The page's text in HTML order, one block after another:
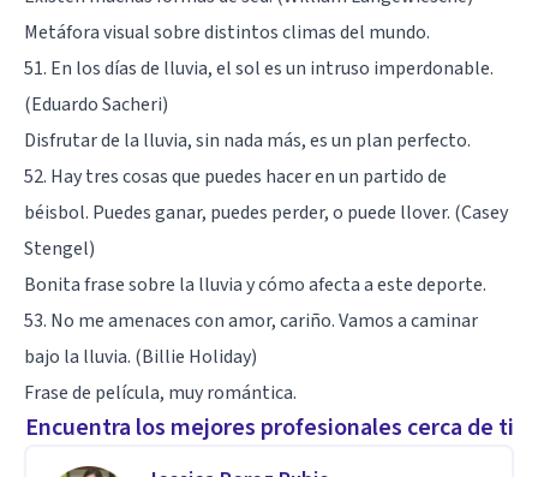
Metáfora visual sobre distintos climas del mundo.
51. En los días de lluvia, el sol es un intruso imperdonable.
(Eduardo Sacheri)
Disfrutar de la lluvia, sin nada más, es un plan perfecto.
52. Hay tres cosas que puedes hacer en un partido de
béisbol. Puedes ganar, puedes perder, o puede llover. (Casey
Stengel)
Bonita frase sobre la lluvia y cómo afecta a este deporte.
53. No me amenaces con amor, cariño. Vamos a caminar
bajo la lluvia. (Billie Holiday)
Frase de película, muy romántica.
Encuentra los mejores profesionales cerca de ti